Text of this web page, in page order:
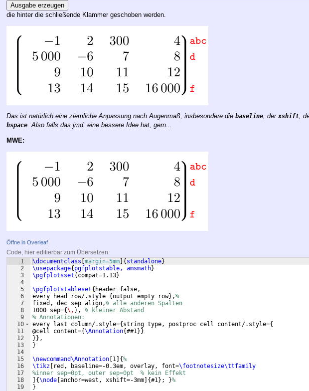
Ausgabe erzeugen
die hinter die schließende Klammer geschoben werden.
Das ist natürlich eine ziemliche Anpassung nach Augenmaß, insbesondere die baseline, derxshift,
hspace. Also falls das jmd. eine bessere Idee hat, gern...
MWE:
Öffne in Overleaf
Code, hier editierbar zum Übersetzen:
1
2
3
4
5
6
7
8
9
10
11
12
13
14
15
16
17
18
19
\documentclass margin=5mm { standalone}
\usepackage{ pgfplotstable, amsmath}
\pgfplotsset{ compat=1.13}
\pgfplotstableset{ header=false,
every head row/.style={output empty row} ,%
fixed, dec sep align,% alle anderen Spalten
1000 sep={\, } , % kleiner Abstand
% Annotationen:
every last column/.style={ string type, postproc cell content/.style={
@cell content={\Annotation{##1}}
}} ,
}
\newcommand\Annotation 1 {%
\tikz
red, baseline=-0.3em, overlay, font=\footnotesize\ttfamily
%inner sep=0pt, outer sep=0pt  % kein Effekt
{\node anchor=west, xshift=-3mm {#1} ; }%
}